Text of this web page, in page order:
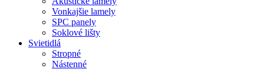
Vonkajšie lamely
SPC panely
Soklové lišty
Svietidlá
Stropné
Nástenné